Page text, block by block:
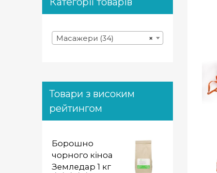
×
Масажери (34)
Товари з високим
рейтингом
Борошно
чорного кіноа
Земледар 1 кг